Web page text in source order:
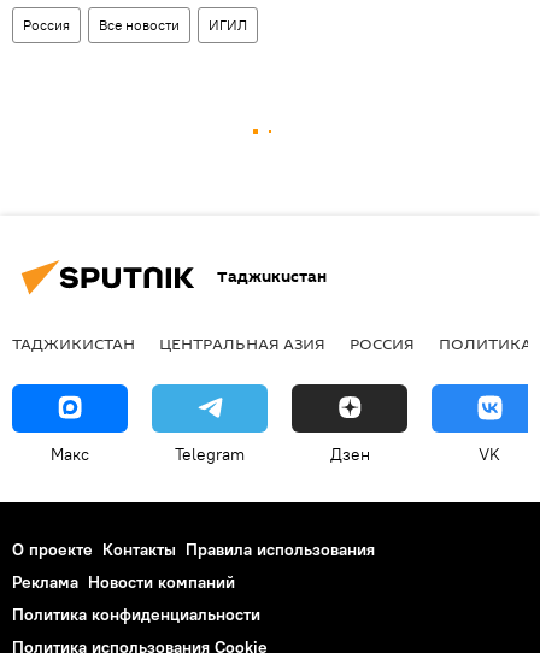
Россия Все новости ИГИЛ
Таджикистан
ТАДЖИКИСТАН ЦЕНТРАЛЬНАЯ АЗИЯ РОССИЯ ПОЛИТИКА
Макс Telegram Дзен VK
О проекте Контакты Правила использования
Реклама Новости компаний
Политика конфиденциальности
Политика использования Cookie